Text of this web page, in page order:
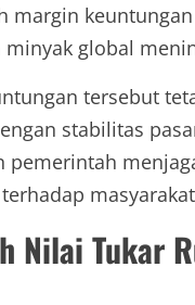
margin
minyak global
tersebut
stabilitas
pemerintah
Nilai Tukar